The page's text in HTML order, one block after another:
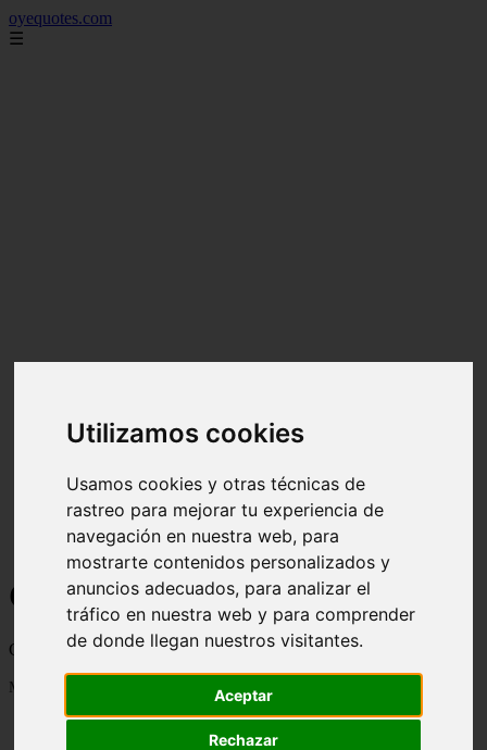
Utilizamos cookies
Usamos cookies y otras técnicas de
rastreo para mejorar tu experiencia de
navegación en nuestra web, para
mostrarte contenidos personalizados y
anuncios adecuados, para analizar el
tráfico en nuestra web y para comprender
de donde llegan nuestros visitantes.
Aceptar
Rechazar
oyequotes.com
☰
Curiosidades y Sabias que
Cosas curiosas, curiosidades, noticias impactantes y mucho mas
Mostrando 1 - 24 de 2838 artículos